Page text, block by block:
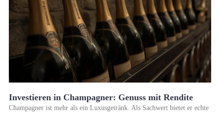
Investieren in Champagner: Genuss mit Rendite
Champagner ist mehr als ein Luxusgetränk. Als Sachwert bietet er echte